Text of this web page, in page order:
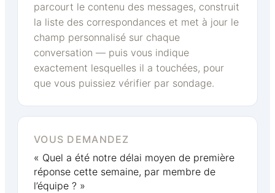
parcourt le contenu des messages, construit
la liste des correspondances et met à jour le
champ personnalisé sur chaque
conversation — puis vous indique
exactement lesquelles il a touchées, pour
que vous puissiez vérifier par sondage.
VOUS DEMANDEZ
« Quel a été notre délai moyen de première
réponse cette semaine, par membre de
l’équipe ? »